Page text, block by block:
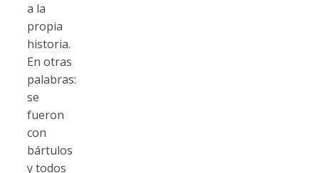
a la
propia
historia.
En otras
palabras:
se
fueron
con
bártulos
y todos